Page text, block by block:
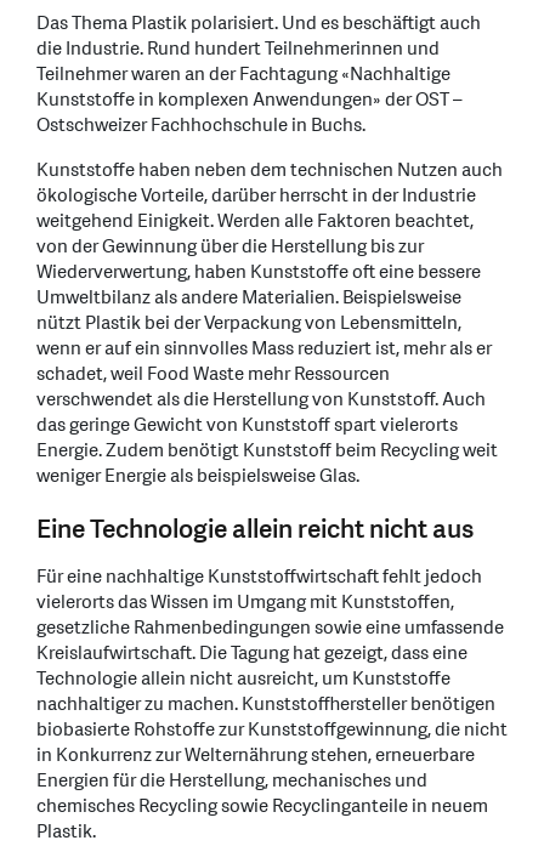
Das Thema Plastik polarisiert. Und es beschäftigt auch
die Industrie. Rund hundert Teilnehmerinnen und
Teilnehmer waren an der Fachtagung «Nachhaltige
Kunststoffe in komplexen Anwendungen» der OST –
Ostschweizer Fachhochschule in Buchs.
Kunststoffe haben neben dem technischen Nutzen auch
ökologische Vorteile, darüber herrscht in der Industrie
weitgehend Einigkeit. Werden alle Faktoren beachtet,
von der Gewinnung über die Herstellung bis zur
Wiederverwertung, haben Kunststoffe oft eine bessere
Umweltbilanz als andere Materialien. Beispielsweise
nützt Plastik bei der Verpackung von Lebensmitteln,
wenn er auf ein sinnvolles Mass reduziert ist, mehr als er
schadet, weil Food Waste mehr Ressourcen
verschwendet als die Herstellung von Kunststoff. Auch
das geringe Gewicht von Kunststoff spart vielerorts
Energie. Zudem benötigt Kunststoff beim Recycling weit
weniger Energie als beispielsweise Glas.
Eine Technologie allein reicht nicht aus
Für eine nachhaltige Kunststoffwirtschaft fehlt jedoch
vielerorts das Wissen im Umgang mit Kunststoffen,
gesetzliche Rahmenbedingungen sowie eine umfassende
Kreislaufwirtschaft. Die Tagung hat gezeigt, dass eine
Technologie allein nicht ausreicht, um Kunststoffe
nachhaltiger zu machen. Kunststoffhersteller benötigen
biobasierte Rohstoffe zur Kunststoffgewinnung, die nicht
in Konkurrenz zur Welternährung stehen, erneuerbare
Energien für die Herstellung, mechanisches und
chemisches Recycling sowie Recyclinganteile in neuem
Plastik.